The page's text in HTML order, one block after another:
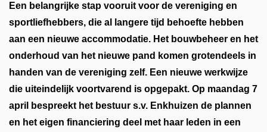
Een belangrijke stap vooruit voor de vereniging en
sportliefhebbers, die al langere tijd behoefte hebben
aan een nieuwe accommodatie. Het bouwbeheer en het
onderhoud van het nieuwe pand komen grotendeels in
handen van de vereniging zelf. Een nieuwe werkwijze
die uiteindelijk voortvarend is opgepakt. Op maandag 7
april bespreekt het bestuur s.v. Enkhuizen de plannen
en het eigen financiering deel met haar leden in een